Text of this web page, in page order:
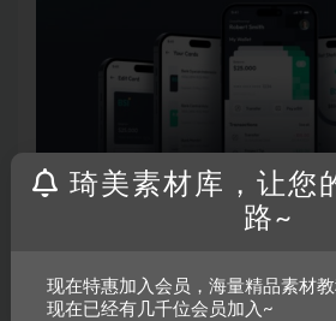
琦美素材库，让您
路~
现在特惠加入会员，海量精品素材
现在已经有几千位会员加入~